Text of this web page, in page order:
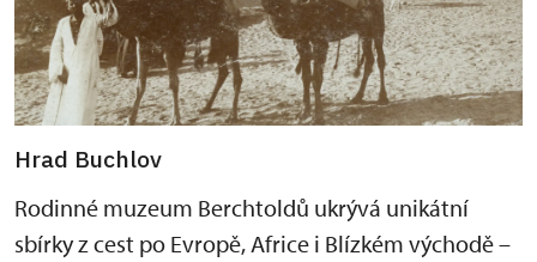
Hrad Buchlov
Rodinné muzeum Berchtoldů ukrývá unikátní
sbírky z cest po Evropě, Africe i Blízkém východě –